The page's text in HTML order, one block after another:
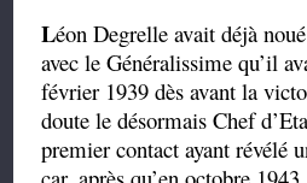
Léon Degrelle avait déjà
avec le Généralissime qu’il
février 1939 dès avant la
doute le désormais Chef
premier contact ayant révélé